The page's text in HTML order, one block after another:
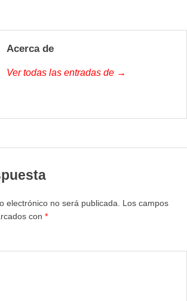
Acerca de
Ver todas las entradas de →
electrónico no será publicada.
Los campos
con *